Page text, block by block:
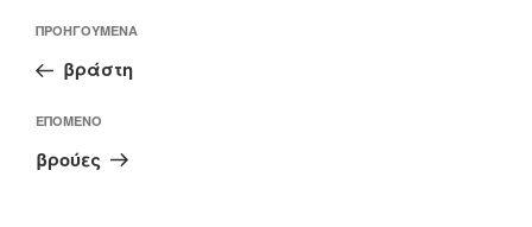
άρθρων
Προηγούμενο
άρθρο
ΠΡΟΗΓΟΎΜΕΝΑ
βράστη
Επόμενο
άρθρο
ΕΠΌΜΕΝΟ
βρούες